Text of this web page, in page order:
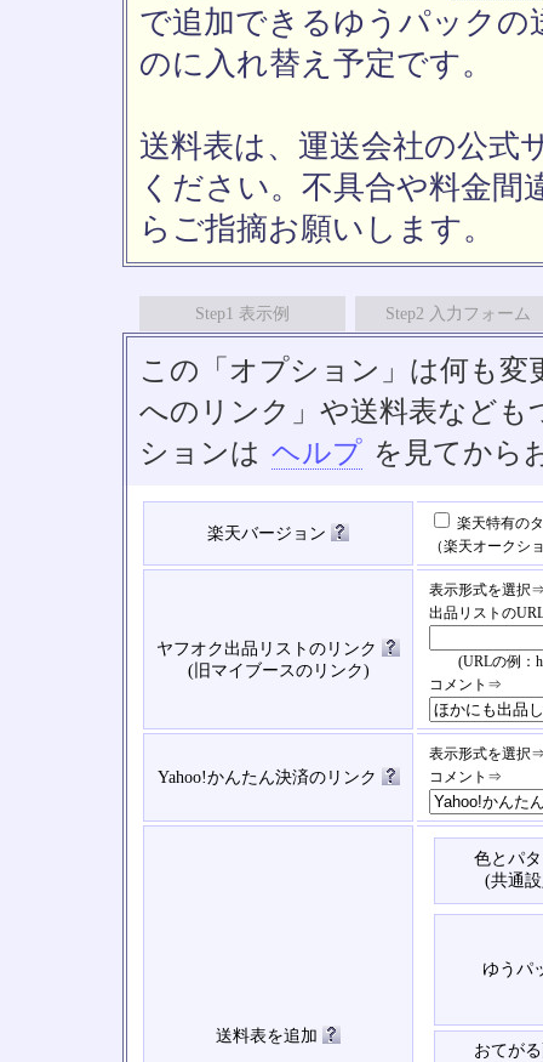
で追加できるゆうパックの
のに入れ替え予定です。
送料表は、運送会社の公式
ください。不具合や料金間
らご指摘お願いします。
Step1 表示例 Step2 入力フォーム
この「オプション」は何も
へのリンク」や送料表など
ションは ヘルプ を見てから
楽天バージョン
楽天特有の
（楽天オークシ
ヤフオク出品リストのリンク
(旧マイブースのリンク)
表示形式を選択
出品リストの
(URLの例：
コメント⇒
Yahoo!かんたん決済のリンク
表示形式を選択
コメント⇒
送料表を追加
色とパ
(共通
ゆうパ
おてが